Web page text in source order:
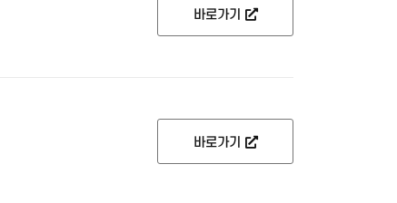
바로가기
바로가기